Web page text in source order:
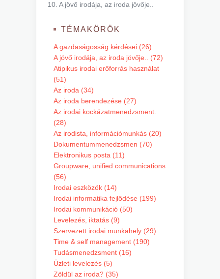
10. A jövő irodája, az iroda jövője..
TÉMAKÖRÖK
A gazdaságosság kérdései (26)
A jövő irodája, az iroda jövője.. (72)
Atipikus irodai erőforrás használat
(51)
Az iroda (34)
Az iroda berendezése (27)
Az irodai kockázatmenedzsment.
(28)
Az irodista, információmunkás (20)
Dokumentummenedzsmen (70)
Elektronikus posta (11)
Groupware, unified communications
(56)
Irodai eszközök (14)
Irodai informatika fejlődése (199)
Irodai kommunikáció (50)
Levelezés, iktatás (9)
Szervezett irodai munkahely (29)
Time & self management (190)
Tudásmenedzsment (16)
Üzleti levelezés (5)
Zöldül az iroda? (35)